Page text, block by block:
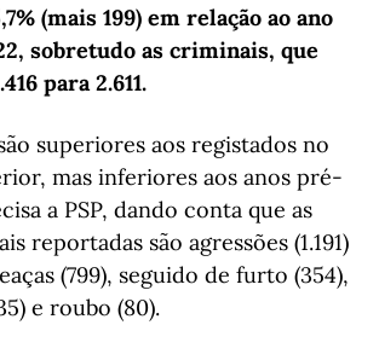
(mais 199) em relação ao ano
sobretudo as criminais, que
para 2.611.
superiores aos registados no
mas inferiores aos anos pré-
a PSP, dando conta que as
reportadas são agressões (1.191)
(799), seguido de furto (354),
e roubo (80).